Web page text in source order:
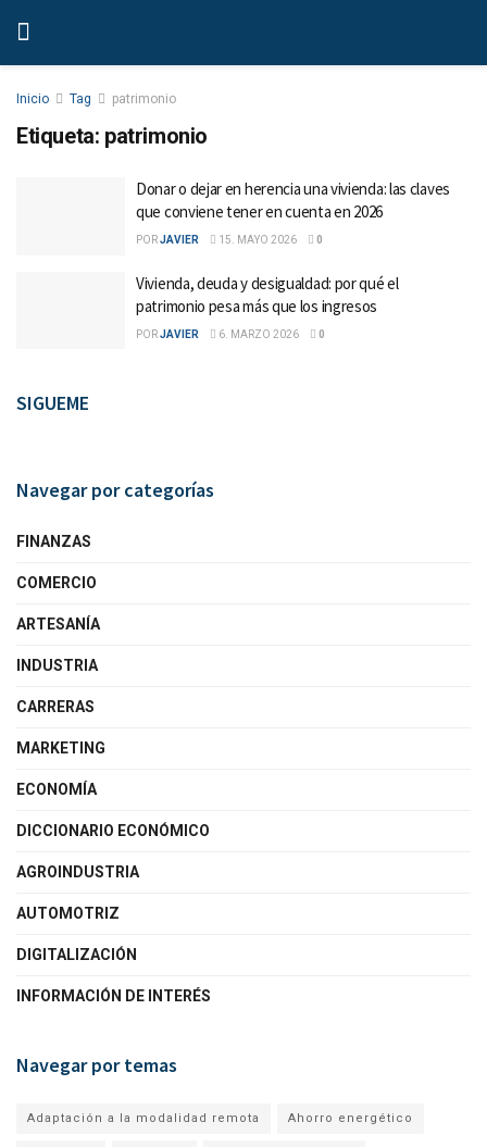
Inicio Tag patrimonio
Etiqueta: patrimonio
Donar o dejar en herencia una vivienda: las claves
que conviene tener en cuenta en 2026
PORJAVIER 15. MAYO 2026 0
Vivienda, deuda y desigualdad: por qué el
patrimonio pesa más que los ingresos
PORJAVIER 6. MARZO 2026 0
SIGUEME
Navegar por categorías
FINANZAS
COMERCIO
ARTESANÍA
INDUSTRIA
CARRERAS
MARKETING
ECONOMÍA
DICCIONARIO ECONÓMICO
AGROINDUSTRIA
AUTOMOTRIZ
DIGITALIZACIÓN
INFORMACIÓN DE INTERÉS
Navegar por temas
Adaptación a la modalidad remota Ahorro energético